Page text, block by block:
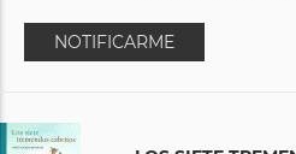
NOTIFICARME